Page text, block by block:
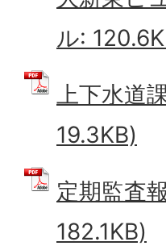
ル:
上下水道
19.3KB)
定期監査
182.1KB)